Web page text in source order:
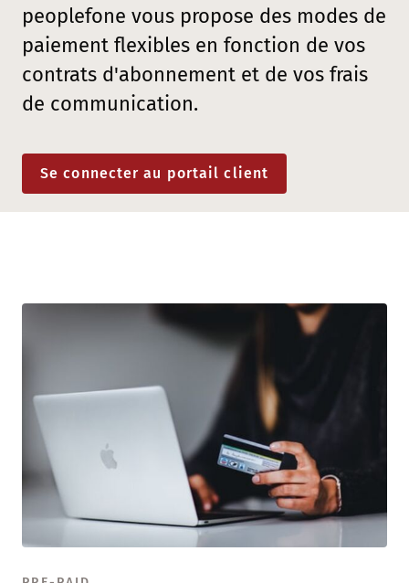
peoplefone vous propose des modes de
paiement flexibles en fonction de vos
contrats d'abonnement et de vos frais
de communication.
Se connecter au portail client